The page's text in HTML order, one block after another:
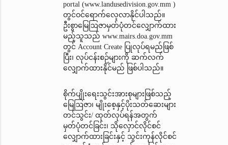
portal (www.landusedivision.gov.mm )
တွင်ဝင်ရောက်လေ့လာနိုင်ပါသည်။
ဦးစွာမြေဩဇာမှတ်ပုံတင်‌လျှောက်ထား
မည့်သူသည် www.mairs.doa.gov.mm
တွင် Account Create ပြုလုပ်ရမည်ဖြစ်
ပြီး၊ လုပ်ငန်းစဉ်များကို ဆက်လက်
လျှောက်ထားနိုင်မည် ဖြစ်ပါသည်။
စိုက်ပျိုးရေးသွင်းအားစုများဖြစ်သည့်
မြေဩဇာ၊ မျိုးစေ့နှင့်ပိုးသတ်ဆေးများ
တင်သွင်း/ ထုတ်လုပ်ရန်အတွက်
မှတ်ပုံတင်ခြင်း၊ သိုလှောင်လိုင်စင်
လျှောက်ထားခြင်းနှင့် သွင်းကုန်လိုင်စင်